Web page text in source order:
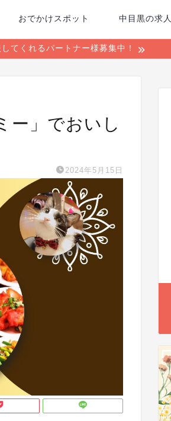
おでかけスポット 中目黒の求人
てくれるパートナー様募集中！
ー」でおいし
2024年5月15日